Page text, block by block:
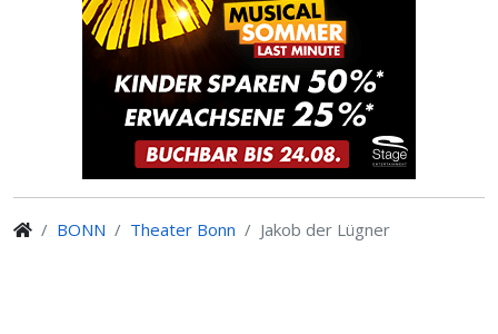
BONN Theater Bonn Jakob der Lügner